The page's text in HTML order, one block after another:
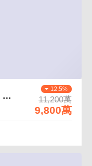
12.5%
11,200萬
9,800萬
巨蛋全家金店面 小巨蛋捷運 民生介壽學區